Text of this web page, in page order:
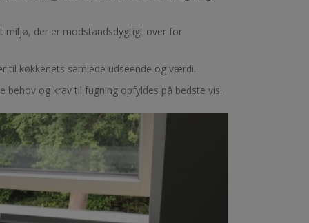
miljø, der er modstandsdygtigt over for
til køkkenets samlede udseende og værdi.
behov og krav til fugning opfyldes på bedste vis.